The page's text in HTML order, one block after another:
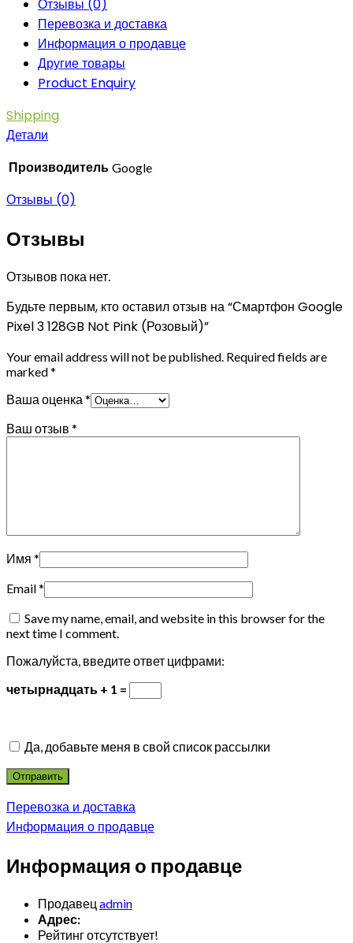
Отзывы (0)
Перевозка и доставка
Информация о продавце
Другие товары
Product Enquiry
Shipping
Детали
Производитель Google
Отзывы (0)
Отзывы
Отзывов пока нет.
Будьте первым, кто оставил отзыв на “Смартфон Google
Pixel 3 128GB Not Pink (Розовый)”
Your email address will not be published. Required fields are
marked*
Ваша оценка *
Ваш отзыв *
Имя *
Email*
Save my name, email, and website in this browser for the
next time I comment.
Пожалуйста, введите ответ цифрами:
четырнадцать + 1 =
Да, добавьте меня в свой список рассылки
Перевозка и доставка
Информация о продавце
Информация о продавце
Продавец admin
Адрес:
Рейтинг отсутствует!